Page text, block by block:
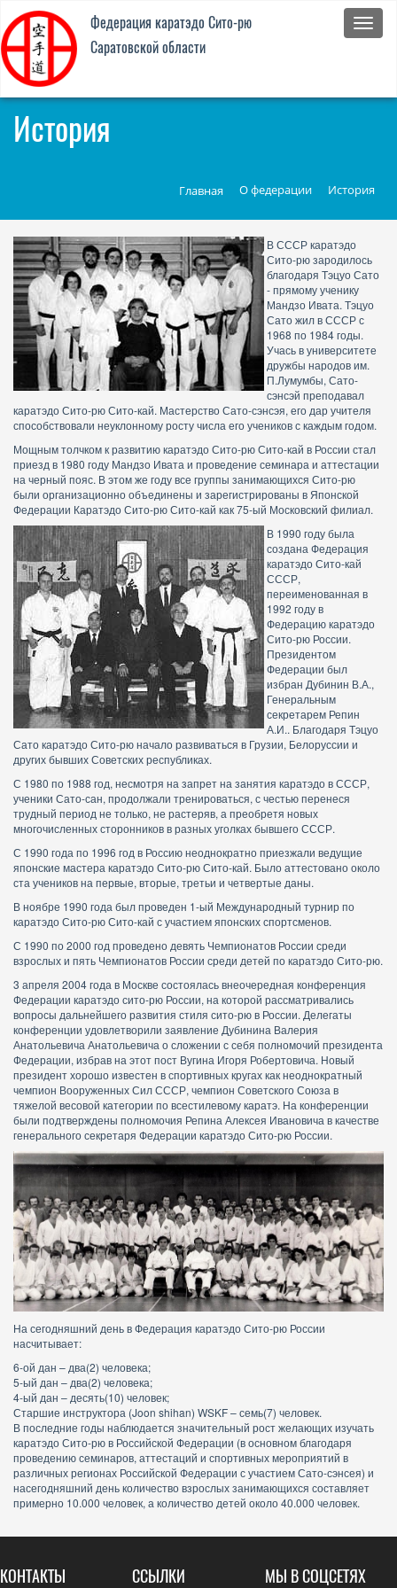
Федерация каратэдо Cито-рю
Саратовской области
История
Главная О федерации История
В СССР каратэдо
Сито-рю зародилось
благодаря Тэцуо Сато
- прямому ученику
Мандзо Ивата. Тэцуо
Сато жил в СССР с
1968 по 1984 годы.
Учась в университете
дружбы народов им.
П.Лумумбы, Сато-
сэнсэй преподавал
каратэдо Сито-рю Сито-кай. Мастерство Сато-сэнсэя, его дар учителя
способствовали неуклонному росту числа его учеников с каждым годом.
Мощным толчком к развитию каратэдо Сито-рю Сито-кай в России стал
приезд в 1980 году Мандзо Ивата и проведение семинара и аттестации
на черный пояс. В этом же году все группы занимающихся Сито-рю
были организационно объединены и зарегистрированы в Японской
Федерации Каратэдо Сито-рю Сито-кай как 75-ый Московский филиал.
В 1990 году была
создана Федерация
каратэдо Сито-кай
СССР,
переименованная в
1992 году в
Федерацию каратэдо
Сито-рю России.
Президентом
Федерации был
избран Дубинин В.А.,
Генеральным
секретарем Репин
А.И.. Благодаря Тэцуо
Сато каратэдо Сито-рю начало развиваться в Грузии, Белоруссии и
других бывших Советских республиках.
С 1980 по 1988 год, несмотря на запрет на занятия каратэдо в СССР,
ученики Сато-сан, продолжали тренироваться, с честью перенеся
трудный период не только, не растеряв, а преобретя новых
многочисленных сторонников в разных уголках бывшего СССР.
С 1990 года по 1996 год в Россию неоднократно приезжали ведущие
японские мастера каратэдо Сито-рю Сито-кай. Было аттестовано около
ста учеников на первые, вторые, третьи и четвертые даны.
В ноябре 1990 года был проведен 1-ый Международный турнир по
каратэдо Сито-рю Сито-кай с участием японских спортсменов.
С 1990 по 2000 год проведено девять Чемпионатов России среди
взрослых и пять Чемпионатов России среди детей по каратэдо Сито-рю.
3 апреля 2004 года в Москве состоялась внеочередная конференция
Федерации каратэдо сито-рю России, на которой рассматривались
вопросы дальнейшего развития стиля сито-рю в России. Делегаты
конференции удовлетворили заявление Дубинина Валерия
Анатольевича Анатольевича о сложении с себя полномочий президента
Федерации, избрав на этот пост Вугина Игоря Робертовича. Новый
президент хорошо известен в спортивных кругах как неоднократный
чемпион Вооруженных Сил СССР, чемпион Советского Союза в
тяжелой весовой категории по всестилевому каратэ. На конференции
были подтверждены полномочия Репина Алексея Ивановича в качестве
генерального секретаря Федерации каратэдо Сито-рю России.
На сегодняшний день в Федерация каратэдо Сито-рю России
насчитывает:
6-ой дан – два(2) человека;
5-ый дан – два(2) человека;
4-ый дан – десять(10) человек;
Старшие инструктора (Joon shihan) WSKF – семь(7) человек.
В последние годы наблюдается значительный рост желающих изучать
каратэдо Сито-рю в Российской Федерации (в основном благодаря
проведению семинаров, аттестаций и спортивных мероприятий в
различных регионах Российской Федерации с участием Сато-сэнсея) и
насегодняшний день количество взрослых занимающихся составляет
примерно 10.000 человек, а количество детей около 40.000 человек.
КОНТАКТЫ ССЫЛКИ МЫ В СОЦСЕТЯХ